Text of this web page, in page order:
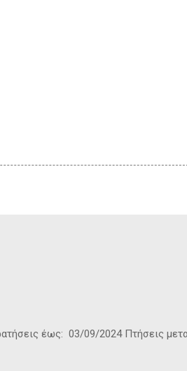
έως: 03/09/2024 Πτήσεις